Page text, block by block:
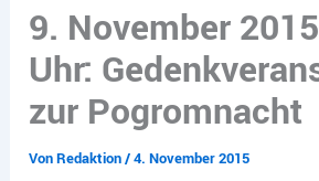
9. November
Uhr:
zur Pogromnacht
VonRedaktion/4. November 2015